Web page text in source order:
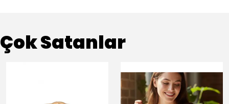
Çok Satanlar